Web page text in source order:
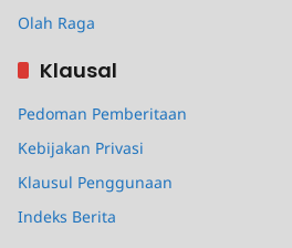
Olah Raga
Klausal
Pedoman Pemberitaan
Kebijakan Privasi
Klausul Penggunaan
Indeks Berita